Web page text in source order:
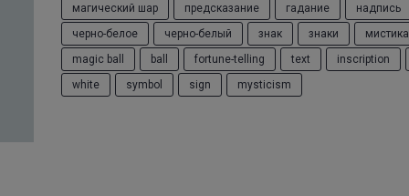
магический шар предсказание гадание надпись
черно-белое
черно-белый знак знаки мистика
magic ball
ball fortune-telling text inscription
white
symbol sign mysticism